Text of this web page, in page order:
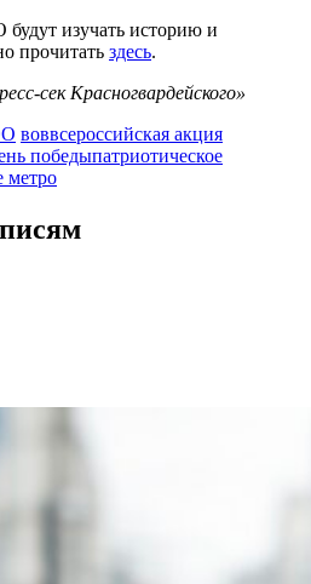
изучать историю и
прочитать здесь.
сек Красногвардейского»
воввсероссийская акция
победыпатриотическое
метро